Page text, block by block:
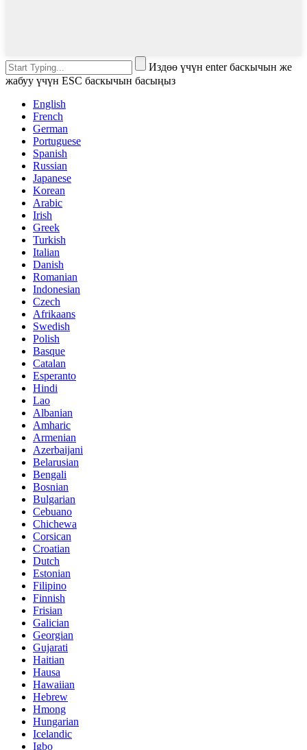
Издөө үчүн enter баскычын же
жабуу үчүн ESC баскычын басыңыз
English
French
German
Portuguese
Spanish
Russian
Japanese
Korean
Arabic
Irish
Greek
Turkish
Italian
Danish
Romanian
Indonesian
Czech
Afrikaans
Swedish
Polish
Basque
Catalan
Esperanto
Hindi
Lao
Albanian
Amharic
Armenian
Azerbaijani
Belarusian
Bengali
Bosnian
Bulgarian
Cebuano
Chichewa
Corsican
Croatian
Dutch
Estonian
Filipino
Finnish
Frisian
Galician
Georgian
Gujarati
Haitian
Hausa
Hawaiian
Hebrew
Hmong
Hungarian
Icelandic
Igbo